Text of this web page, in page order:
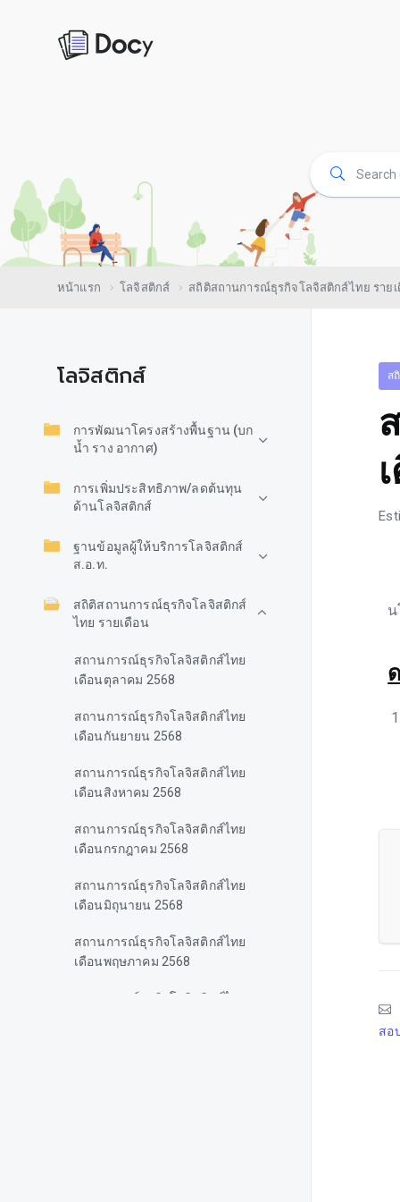
หน้าแรก โลจิสติกส์ สถิติสถานการณ์ธุรกิจโลจิสติกส์ไทย ราย
โลจิสติกส์
การพัฒนาโครงสร้างพื้นฐาน (บก
น้ำ ราง อากาศ)
การเพิ่มประสิทธิภาพ/ลดต้นทุน
ด้านโลจิสติกส์
ฐานข้อมูลผู้ให้บริการโลจิสติกส์
ส.อ.ท.
สถิติสถานการณ์ธุรกิจโลจิสติกส์
ไทย รายเดือน
สถานการณ์ธุรกิจโลจิสติกส์ไทย
เดือนตุลาคม 2568
สถานการณ์ธุรกิจโลจิสติกส์ไทย
เดือนกันยายน 2568
สถานการณ์ธุรกิจโลจิสติกส์ไทย
เดือนสิงหาคม 2568
สถานการณ์ธุรกิจโลจิสติกส์ไทย
เดือนกรกฎาคม 2568
สถานการณ์ธุรกิจโลจิสติกส์ไทย
เดือนมิถุนายน 2568
สถานการณ์ธุรกิจโลจิสติกส์ไทย
เดือนพฤษภาคม 2568
สถานการณ์ธุรกิจโลจิสติกส์ไทย
ส
น
สอ